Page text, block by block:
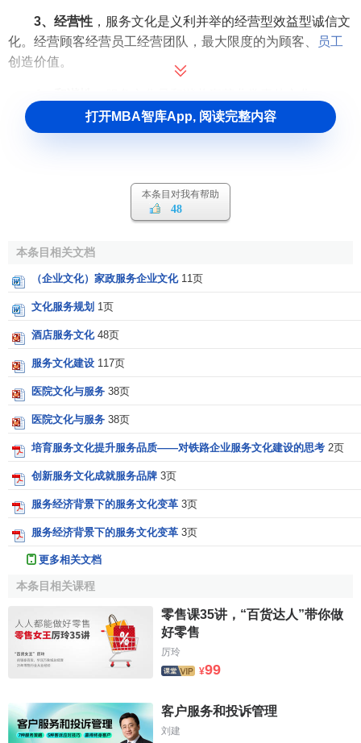
3、经营性 ，服务文化是义利并举的经营型效益型诚信文
化。经营顾客经营员工经营团队，最大限度的为顾客、
员工
创造价值。
5、人本性 人本管理
的文化，是以顾客为本
，服务文化的原理适用于社会各个行业单位。
服务文化不仅与社会地域文化共振共鸣分享提升；而且
个行业不容回避的战略课题。制造业应该尽快建设服务文
化，政府机关媒体应带头建设服务文化，垄断业应率先建设
服务文化的构成
(1)精神层面：包括
化的核心。
反应和理性思考。优秀的服务意识要做到：①意识第一，标
准第二；②制度第一，领导第二；③顾客第一，企业第二；
④满意第一，利润第二。服务理念指导服务文化的实施，有
什么样的服务理念，就有什么样的
人为本”的服务理念，服务企业应培育以下几种服务观念：客
户至上、诚信至上、真诚贴心、全员参与等。
(2)物质层面：包括 企业的服务形象 、硬件设施及服务品
牌等，这是服务文化的基础内容。
是服务文化的外在表现，包括
费环境的优化等。服务品牌建设是推进服务文化深入的重
点，它建立在顾客的高度信任和忠诚的基础上。
打开MBA智库App, 阅读完整内容
本条目对我有帮助
48
本条目相关文档
（企业文化）家政服务企业文化 11页
文化服务规划 1页
酒店服务文化 48页
服务文化建设 117页
医院文化与服务 38页
医院文化与服务 38页
培育服务文化提升服务品质——对铁路企业服务文化建设的思考 2页
创新服务文化成就服务品牌 3页
服务经济背景下的服务文化变革 3页
服务经济背景下的服务文化变革 3页
更多相关文档
本条目相关课程
零售课35讲，“百货达人”带你做
好零售
厉玲
¥99
客户服务和投诉管理
刘建